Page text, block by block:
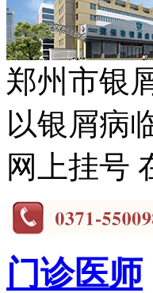
郑州市银
以银屑病
网上挂号
门诊医师